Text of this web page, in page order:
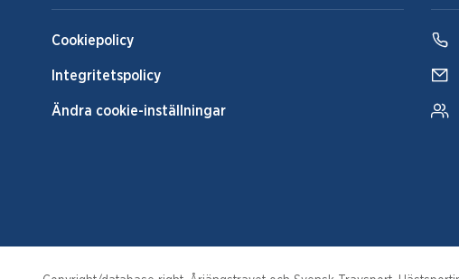
Cookiepolicy
Integritetspolicy
Ändra cookie-inställningar